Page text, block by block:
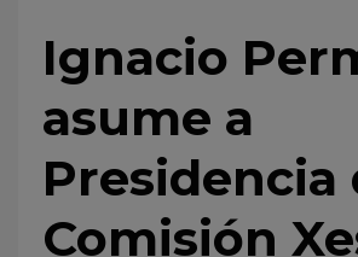
Ignacio
asume a
Presidencia
Comisión